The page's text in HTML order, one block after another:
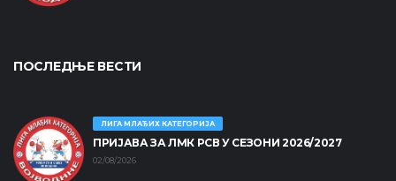
ПОСЛЕДЊЕ ВЕСТИ
ЛИГА МЛАЂИХ КАТЕГОРИЈА
ПРИЈАВА ЗА ЛМК РСВ У СЕЗОНИ 2026/2027
02/08/2026